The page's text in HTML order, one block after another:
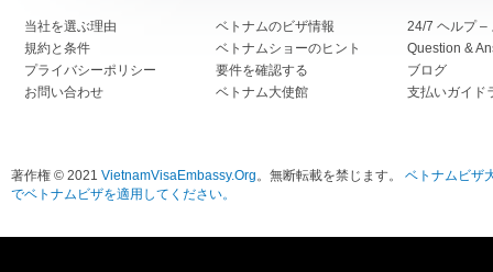
当社を選ぶ理由
規約と条件
プライバシーポリシー
お問い合わせ
ベトナムのビザ情報
ベトナムショーのヒント
要件を確認する
ベトナム大使館
24/7 ヘルプ –
Question &
ブログ
支払いガイド
著作権 © 2021 VietnamVisaEmbassy.Org。無断転載を禁じます。 ベトナムビザ
でベトナムビザを適用してください。